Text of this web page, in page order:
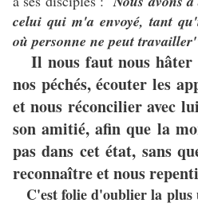
celui qui m'a envoyé, tant
où personne ne peut
Il nous faut nous hâter
nos péchés, écouter les
et nous réconcilier avec
son amitié, afin que la
pas dans cet état, sans
reconnaître et nous
C'est folie d'oublier la plus